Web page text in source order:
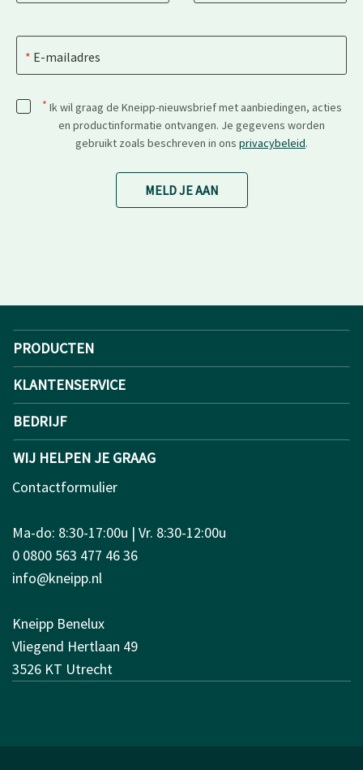
E-mailadres
* Ik wil graag de Kneipp-nieuwsbrief met aanbiedingen, acties
en productinformatie ontvangen. Je gegevens worden
gebruikt zoals beschreven in ons privacybeleid.
MELD JE AAN
PRODUCTEN
KLANTENSERVICE
BEDRIJF
WIJ HELPEN JE GRAAG
Contactformulier
Ma-do: 8:30-17:00u | Vr. 8:30-12:00u
0 0800 563 477 46 36
info@kneipp.nl
Kneipp Benelux
Vliegend Hertlaan 49
3526 KT Utrecht